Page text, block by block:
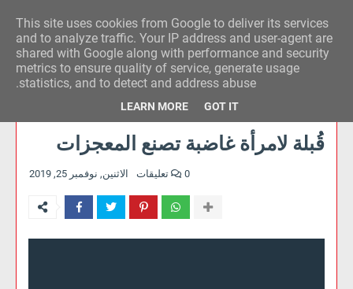
وكالة الحدث للآراء
قُبلة لامرأة غاضبة تصنع المعجزات
الاثنين, نوفمبر 25, 2019 0 تعليقات
This site uses cookies from Google to deliver its services
and to analyze traffic. Your IP address and user-agent are
shared with Google along with performance and security
metrics to ensure quality of service, generate usage
statistics, and to detect and address abuse.
LEARN MORE GOT IT